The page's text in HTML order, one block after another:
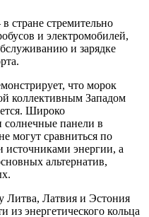
стране стремительно
и электромобилей,
и зарядке
что морок
коллективным Западом
Широко
солнечные панели в
могут сравниться по
энергии, а
альтернатив,
Литва, Латвия и Эстония
из энергетического кольца